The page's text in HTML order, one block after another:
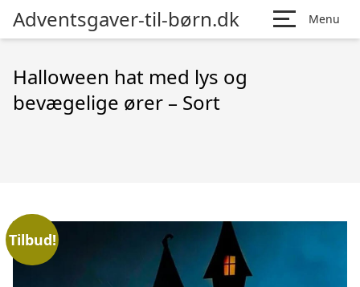
Adventsgaver-til-børn.dk Menu
Halloween hat med lys og
bevægelige ører – Sort
Tilbud!